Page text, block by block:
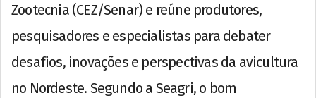
Zootecnia (CEZ/Senar) e reúne produtores,
pesquisadores e especialistas para debater
desafios, inovações e perspectivas da avicultura
no Nordeste. Segundo a Seagri, o bom